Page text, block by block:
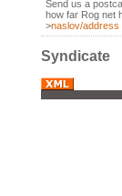
Send us a
how far Rog net
>naslov/address
Syndicate